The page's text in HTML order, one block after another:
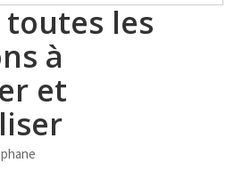
toutes les
à
et